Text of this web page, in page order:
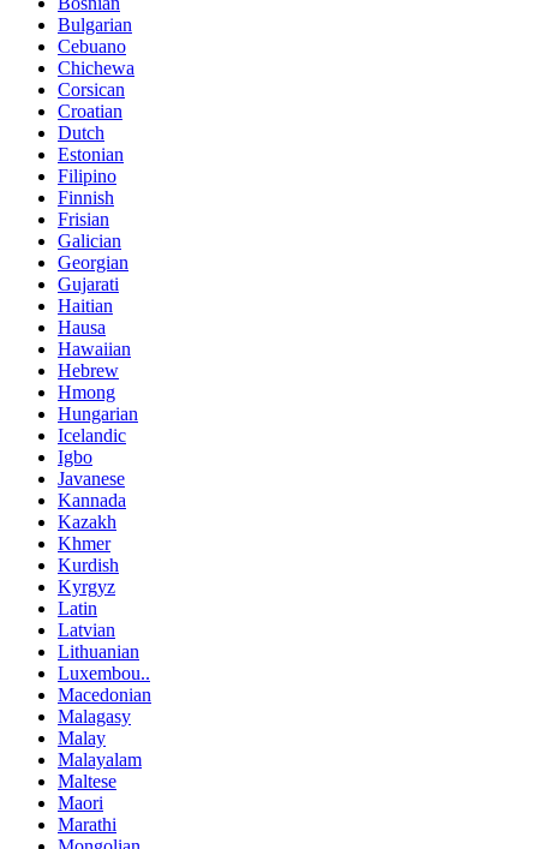
Bulgarian
Cebuano
Chichewa
Corsican
Croatian
Dutch
Estonian
Filipino
Finnish
Frisian
Galician
Georgian
Gujarati
Haitian
Hausa
Hawaiian
Hebrew
Hmong
Hungarian
Icelandic
Igbo
Javanese
Kannada
Kazakh
Khmer
Kurdish
Kyrgyz
Latin
Latvian
Lithuanian
Luxembou..
Macedonian
Malagasy
Malay
Malayalam
Maltese
Maori
Marathi